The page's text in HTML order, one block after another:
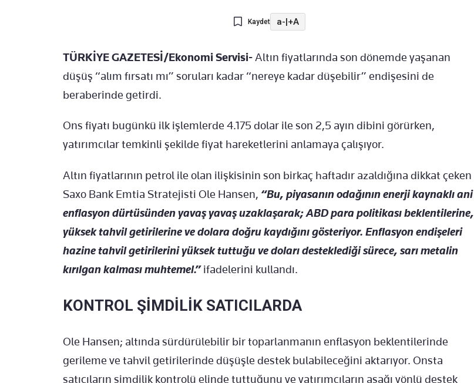
Kaydet a-|+A
TÜRKİYE GAZETESİ/Ekonomi Servisi-Altın fiyatlarında son dönemde yaşanan
düşüş “alım fırsatı mı” soruları kadar “nereye kadar düşebilir” endişesini de
beraberinde getirdi.
Ons fiyatı bugünkü ilk işlemlerde 4.175 dolar ile son 2,5 ayın dibini görürken,
yatırımcılar temkinli şekilde fiyat hareketlerini anlamaya çalışıyor.
Altın fiyatlarının petrol ile olan ilişkisinin son birkaç haftadır azaldığına dikkat çeken
Saxo Bank Emtia Stratejisti Ole Hansen, “Bu, piyasanın odağının enerji kaynaklı ani
enflasyon dürtüsünden yavaş yavaş uzaklaşarak; ABD para politikası beklentilerine,
yüksek tahvil getirilerine ve dolara doğru kaydığını gösteriyor. Enflasyon endişeleri
hazine tahvil getirilerini yüksek tuttuğu ve doları desteklediği sürece, sarı metalin
kırılgan kalması muhtemel.”ifadelerini kullandı.
KONTROL ŞİMDİLİK SATICILARDA
Ole Hansen; altında sürdürülebilir bir toparlanmanın enflasyon beklentilerinde
gerileme ve tahvil getirilerinde düşüşle destek bulabileceğini aktarıyor. Onsta
satıcıların şimdilik kontrolü elinde tuttuğunu ve yatırımcıların aşağı yönlü destek